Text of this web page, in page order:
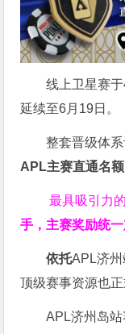
线上卫星赛
延续至6月19日。
整套晋级体
APL主赛直通名额
最具吸引力
手，主赛奖励统
依托APL济
顶级赛事资源也正
APL济州岛